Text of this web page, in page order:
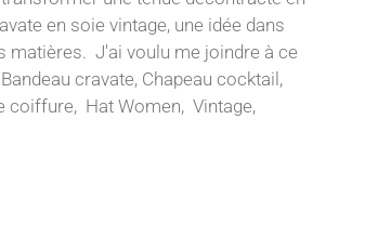
en soie vintage, une idée dans
matières. J'ai voulu me joindre à ce
cravate, Chapeau cocktail,
coiffure, Hat Women, Vintage,